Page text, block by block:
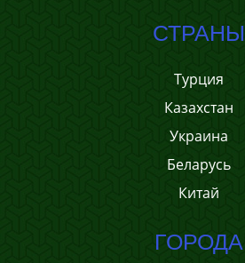
СТРАНЫ
Турция
Казахстан
Украина
Беларусь
Китай
ГОРОДА